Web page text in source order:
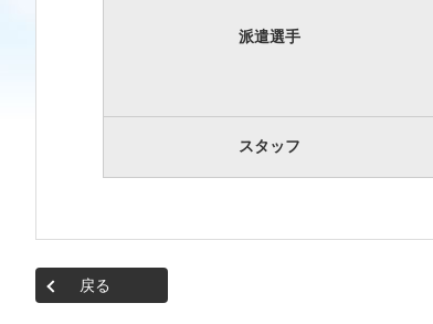
派遣選手
スタッフ
戻る